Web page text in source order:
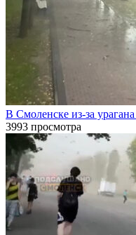
В Смоленске из-за
3993 просмотра